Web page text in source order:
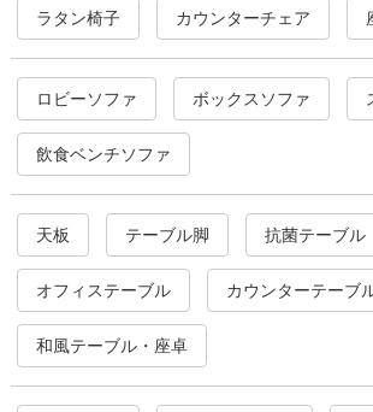
ラタン椅子 カウンターチェア
ロビーソファ ボックスソファ
飲食ベンチソファ
天板 テーブル脚 抗菌テーブル
オフィステーブル カウンターテーブ
和風テーブル・座卓